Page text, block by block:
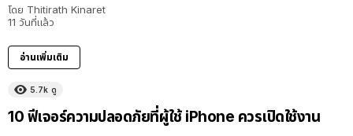
โดย Thitirath Kinaret
11 วันที่แล้ว
อ่านเพิ่มเติม
5.7k ดู
10 ฟีเจอร์ความปลอดภัยที่ผู้ใช้ iPhone ควรเปิดใช้งาน